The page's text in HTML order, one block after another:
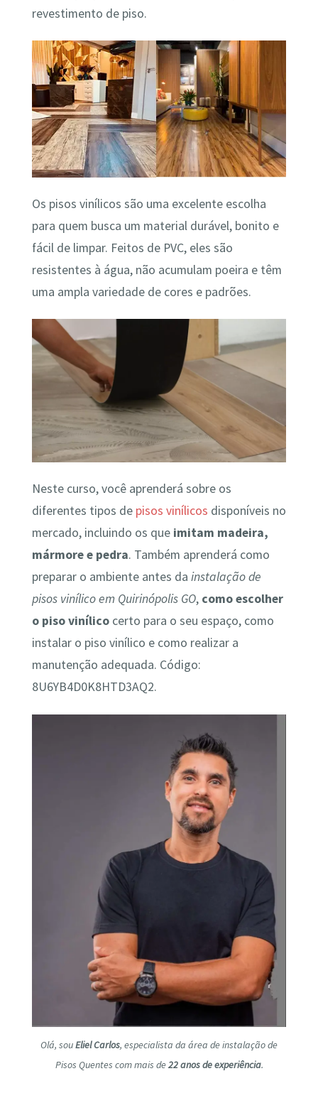
revestimento de piso.
Os pisos vinílicos são uma excelente escolha
para quem busca um material durável, bonito e
fácil de limpar. Feitos de PVC, eles são
resistentes à água, não acumulam poeira e têm
uma ampla variedade de cores e padrões.
Neste curso, você aprenderá sobre os
diferentes tipos de pisos vinílicos disponíveis no
mercado, incluindo os que imitam madeira,
mármore e pedra. Também aprenderá como
preparar o ambiente antes da instalação de
pisos vinílico em Quirinópolis GO, como escolher
o piso vinílicocerto para o seu espaço, como
instalar o piso vinílico e como realizar a
manutenção adequada. Código:
8U6YB4D0K8HTD3AQ2.
Olá, souEliel Carlos, especialista da área de instalação de
Pisos Quentes com mais de22 anos de experiência.